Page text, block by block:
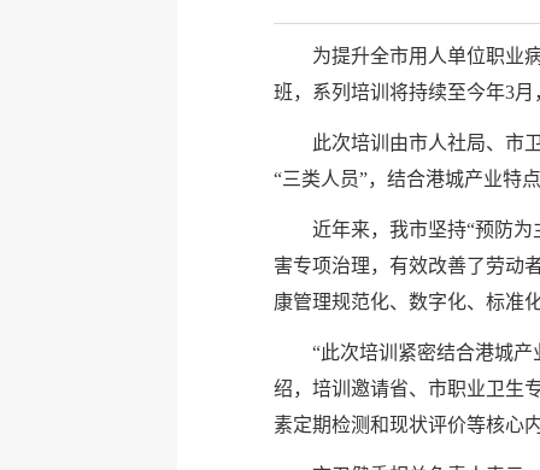
为提升全市用人单位职业
班，系列培训将持续至今年3
此次培训由市人社局、市
“三类人员”，结合港城产业特
近年来，我市坚持“预防
害专项治理，有效改善了劳动
康管理规范化、数字化、标准
“此次培训紧密结合港城
绍，培训邀请省、市职业卫生
素定期检测和现状评价等核心